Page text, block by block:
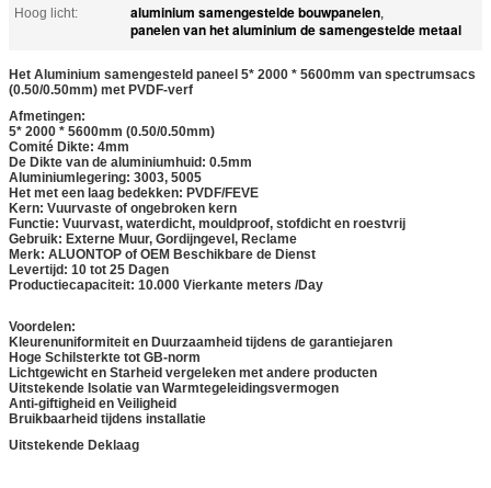
Hoog licht:
aluminium samengestelde bouwpanelen,
panelen van het aluminium de samengestelde metaal
Het Aluminium samengesteld paneel 5* 2000 * 5600mm van spectrumsacs
(0.50/0.50mm) met PVDF-verf
Afmetingen:
5* 2000 * 5600mm (0.50/0.50mm)
Comité Dikte: 4mm
De Dikte van de aluminiumhuid: 0.5mm
Aluminiumlegering: 3003, 5005
Het met een laag bedekken: PVDF/FEVE
Kern: Vuurvaste of ongebroken kern
Functie: Vuurvast, waterdicht, mouldproof, stofdicht en roestvrij
Gebruik: Externe Muur, Gordijngevel, Reclame
Merk: ALUONTOP of OEM Beschikbare de Dienst
Levertijd: 10 tot 25 Dagen
Productiecapaciteit: 10.000 Vierkante meters /Day
Voordelen:
Kleurenuniformiteit en Duurzaamheid tijdens de garantiejaren
Hoge Schilsterkte tot GB-norm
Lichtgewicht en Starheid vergeleken met andere producten
Uitstekende Isolatie van Warmtegeleidingsvermogen
Anti-giftigheid en Veiligheid
Bruikbaarheid tijdens installatie
Uitstekende Deklaag